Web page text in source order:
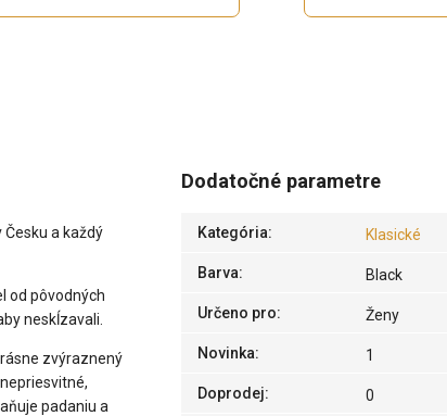
a každý
od pôvodných
neskĺzavali.
zvýraznený
padaniu a
Dodatočné parametre
Kategória: Klasické
Barva: Black
Určeno pro: Ženy
Novinka: 1
Doprodej: 0